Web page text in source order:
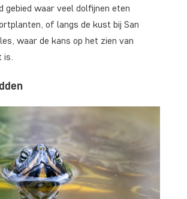
gebied waar veel dolfijnen eten
of langs de kust bij San
waar de kans op het zien van
is.